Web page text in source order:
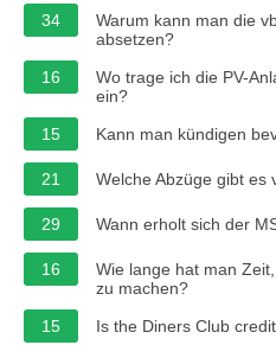
34
Warum kann man die
absetzen?
16
Wo trage ich die PV-
ein?
15
Kann man kündigen
21 Welche Abzüge gibt es
29 Wann erholt sich der
16
Wie lange hat man
zu machen?
15
Is the Diners Club